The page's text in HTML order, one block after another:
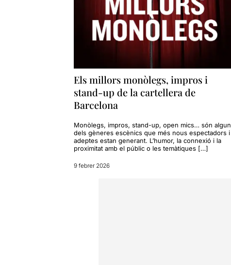
Els millors monòlegs, impros i
stand-up de la cartellera de
Barcelona
Monòlegs, impros, stand-up, open mics… són algun
dels gèneres escènics que més nous espectadors i
adeptes estan generant. L’humor, la connexió i la
proximitat amb el públic o les temàtiques […]
9 febrer 2026